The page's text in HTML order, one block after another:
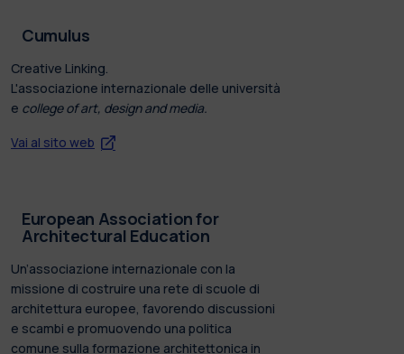
Cumulus
Creative Linking.
L'associazione internazionale delle università
e college of art, design and media.
Vai al sito web
European Association for
Architectural Education
Un’associazione internazionale con la
missione di costruire una rete di scuole di
architettura europee, favorendo discussioni
e scambi e promuovendo una politica
comune sulla formazione architettonica in